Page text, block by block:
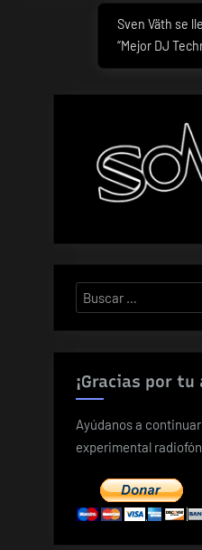
Next
Post:
Sven Väth se
“Mejor DJ
Buscar:
¡Gracias por tu
Ayúdanos a
experimental